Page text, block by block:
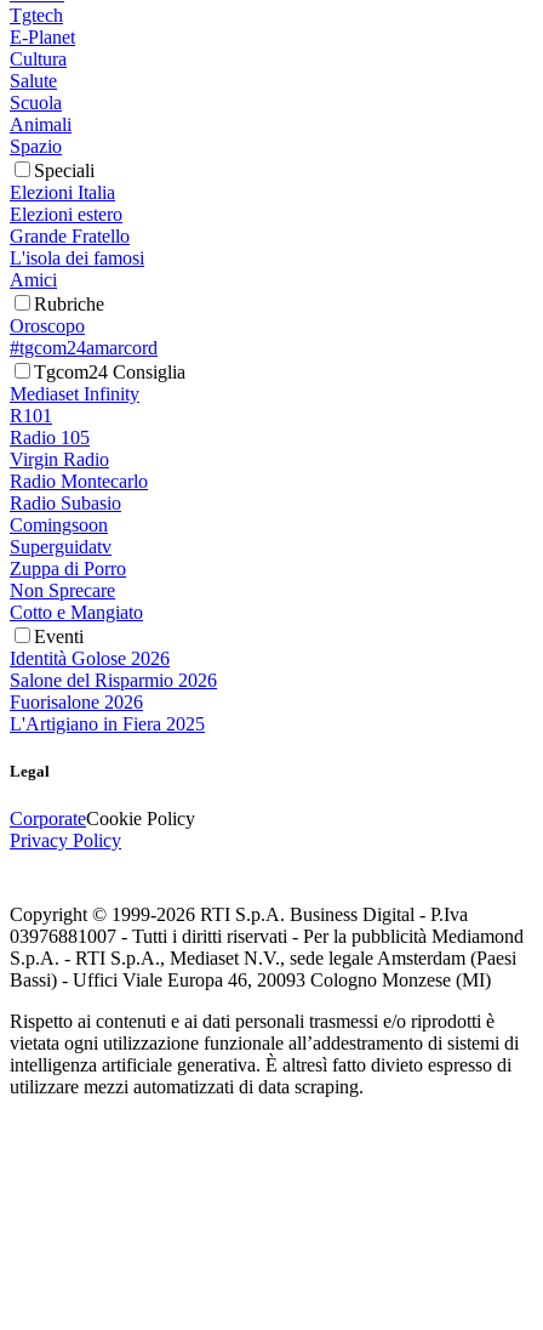
Tgtech
E-Planet
Cultura
Salute
Scuola
Animali
Spazio
Speciali
Elezioni Italia
Elezioni estero
Grande Fratello
L'isola dei famosi
Amici
Rubriche
Oroscopo
#tgcom24amarcord
Tgcom24 Consiglia
Mediaset Infinity
R101
Radio 105
Virgin Radio
Radio Montecarlo
Radio Subasio
Comingsoon
Superguidatv
Zuppa di Porro
Non Sprecare
Cotto e Mangiato
Eventi
Identità Golose 2026
Salone del Risparmio 2026
Fuorisalone 2026
L'Artigiano in Fiera 2025
Legal
CorporateCookie Policy
Privacy Policy
Copyright © 1999-2026 RTI S.p.A. Business Digital - P.Iva
03976881007 - Tutti i diritti riservati - Per la pubblicità Mediamond
S.p.A. - RTI S.p.A., Mediaset N.V., sede legale Amsterdam (Paesi
Bassi) - Uffici Viale Europa 46, 20093 Cologno Monzese (MI)
Rispetto ai contenuti e ai dati personali trasmessi e/o riprodotti è
vietata ogni utilizzazione funzionale all’addestramento di sistemi di
intelligenza artificiale generativa. È altresì fatto divieto espresso di
utilizzare mezzi automatizzati di data scraping.